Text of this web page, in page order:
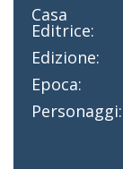
Casa
Editrice:
Edizione:
Epoca:
Personaggi: